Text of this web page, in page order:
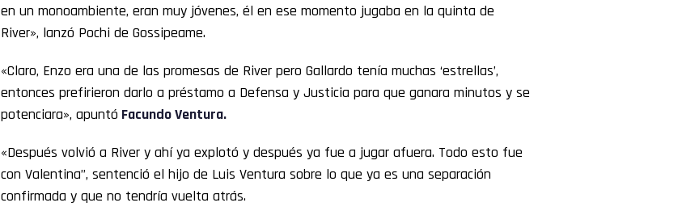
en un monoambiente, eran muy jóvenes, él en ese momento jugaba en la quinta de
River», lanzó Pochi de Gossipeame.
«Claro, Enzo era una de las promesas de River pero Gallardo tenía muchas ‘estrellas’,
entonces prefirieron darlo a préstamo a Defensa y Justicia para que ganara minutos y se
potenciara», apuntó Facundo Ventura.
«Después volvió a River y ahí ya explotó y después ya fue a jugar afuera. Todo esto fue
con Valentina”, sentenció el hijo de Luis Ventura sobre lo que ya es una separación
confirmada y que no tendría vuelta atrás.